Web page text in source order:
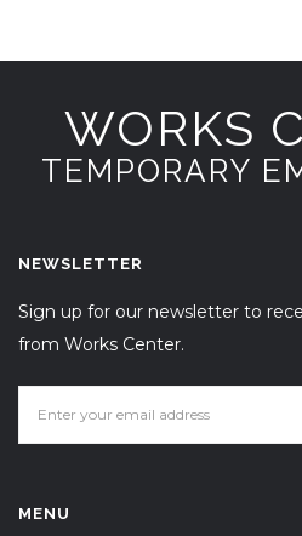
WORKS
TEMPORARY
NEWSLETTER
Sign up for our newsletter to
from Works Center.
MENU